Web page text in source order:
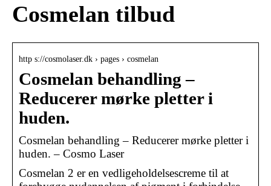
Cosmelan tilbud
http s://cosmolaser.dk › pages › cosmelan
Cosmelan behandling –
Reducerer mørke pletter i
huden.
Cosmelan behandling – Reducerer mørke pletter i
huden. – Cosmo Laser
Cosmelan 2 er en vedligeholdelsescreme til at